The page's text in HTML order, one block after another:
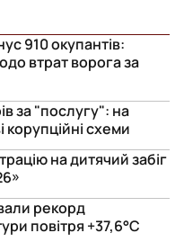
910 окупантів:
втрат ворога за
за "послугу": на
корупційні схеми
на дитячий забіг
рекорд
повітря +37,6°С